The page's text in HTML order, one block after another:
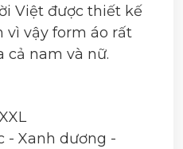
Việt được thiết kế
vì vậy form áo rất
cả nam và nữ.
- Xanh dương -